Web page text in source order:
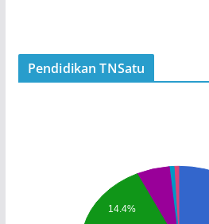
Pendidikan TNSatu
14.4%